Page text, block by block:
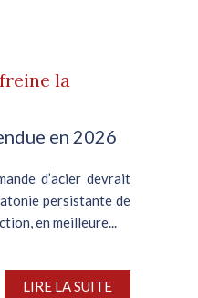
la
en 2026
d’acier devrait
persistante de
en meilleure...
LIRE LA SUITE